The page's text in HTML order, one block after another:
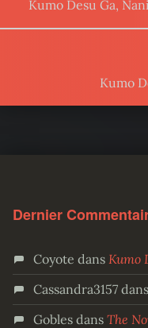
Kumo Desu Ga,
Kumo
Dernier
Coyote dans Kumo
Cassandra3157dans
Goblesdans The